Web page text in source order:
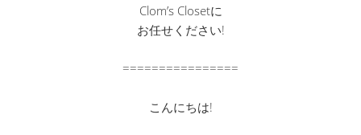
Clom’s Closetに
お任せください!
================
こんにちは!